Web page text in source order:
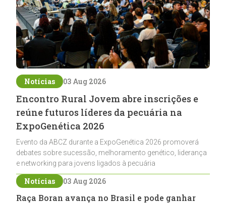
Notícias 03 Aug 2026
Encontro Rural Jovem abre inscrições e
reúne futuros líderes da pecuária na
ExpoGenética 2026
Evento da ABCZ durante a ExpoGenética 2026 promoverá
debates sobre sucessão, melhoramento genético, liderança
e networking para jovens ligados à pecuária
Notícias 03 Aug 2026
Raça Boran avança no Brasil e pode ganhar